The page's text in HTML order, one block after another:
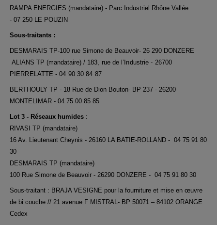
RAMPA ENERGIES (mandataire) - Parc Industriel Rhône Vallée
- 07 250 LE POUZIN
Sous-traitants :
DESMARAIS TP-100 rue Simone de Beauvoir- 26 290 DONZERE
ALIANS TP (mandataire) / 183, rue de l’Industrie - 26700
PIERRELATTE - 04 90 30 84 87
BERTHOULY TP - 18 Rue de Dion Bouton- BP 237 - 26200
MONTELIMAR - 04 75 00 85 85
Lot 3 - Réseaux humides :
RIVASI TP (mandataire)
16 Av. Lieutenant Cheynis - 26160 LA BATIE-ROLLAND - 04 75 91 80
30
DESMARAIS TP (mandataire)
100 Rue Simone de Beauvoir - 26290 DONZERE - 04 75 91 80 30
Sous-traitant : BRAJA VESIGNE pour la fourniture et mise en œuvre
de bi couche // 21 avenue F MISTRAL- BP 50071 – 84102 ORANGE
Cedex